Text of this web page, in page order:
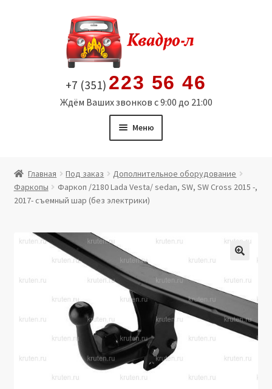
содержимому
+7 (351) 223 56 46
Ждём Ваших звонков с 9:00 до 21:00
Меню
Витрина
Политика в отношении обработки персональных
Производители
Юридические данные
Главная Под заказ
Дополнительное оборудование
Фаркопы
Фаркоп /2180 Lada Vesta/ sedan, SW, SW Cross 2015 -,
2017- съемный шар (без электрики)